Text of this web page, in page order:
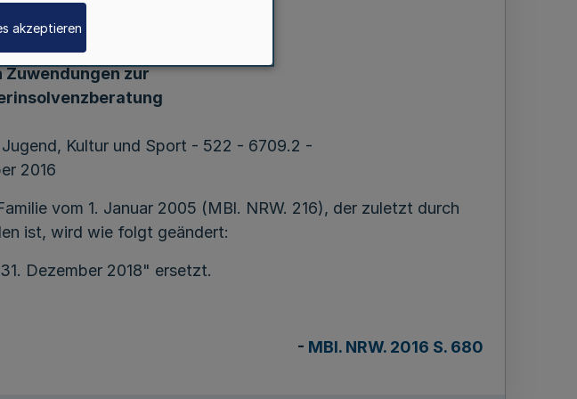
Zuwendungen zur
Kultur und Sport - 522 - 6709.2 -
2016
vom 1. Januar 2005 (MBl. NRW. 216), der zuletzt durch
ist, wird wie folgt geändert:
Dezember 2018" ersetzt.
- MBl. NRW. 2016 S. 680
akzeptieren